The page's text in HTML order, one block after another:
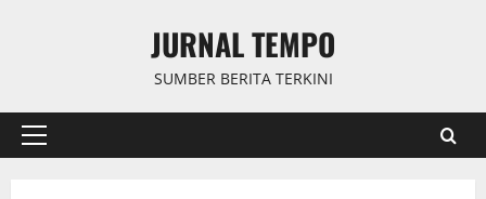
JURNAL TEMPO
SUMBER BERITA TERKINI
Primary